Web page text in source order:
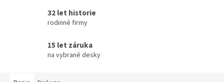
32 let historie
rodinné firmy
15 let záruka
na vybrané desky